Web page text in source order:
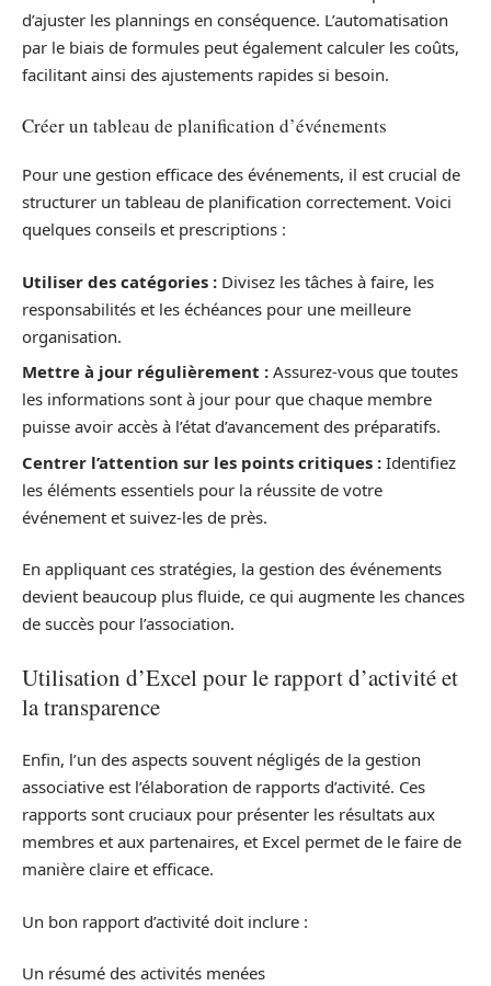
d’ajuster les plannings en conséquence. L’automatisation
par le biais de formules peut également calculer les coûts,
facilitant ainsi des ajustements rapides si besoin.
Créer un tableau de planification d’événements
Pour une gestion efficace des événements, il est crucial de
structurer un tableau de planification correctement. Voici
quelques conseils et prescriptions :
Utiliser des catégories : Divisez les tâches à faire, les
responsabilités et les échéances pour une meilleure
organisation.
Mettre à jour régulièrement : Assurez-vous que toutes
les informations sont à jour pour que chaque membre
puisse avoir accès à l’état d’avancement des préparatifs.
Centrer l’attention sur les points critiques : Identifiez
les éléments essentiels pour la réussite de votre
événement et suivez-les de près.
En appliquant ces stratégies, la gestion des événements
devient beaucoup plus fluide, ce qui augmente les chances
de succès pour l’association.
Utilisation d’Excel pour le rapport d’activité et
la transparence
Enfin, l’un des aspects souvent négligés de la gestion
associative est l’élaboration de rapports d’activité. Ces
rapports sont cruciaux pour présenter les résultats aux
membres et aux partenaires, et Excel permet de le faire de
manière claire et efficace.
Un bon rapport d’activité doit inclure :
Un résumé des activités menées